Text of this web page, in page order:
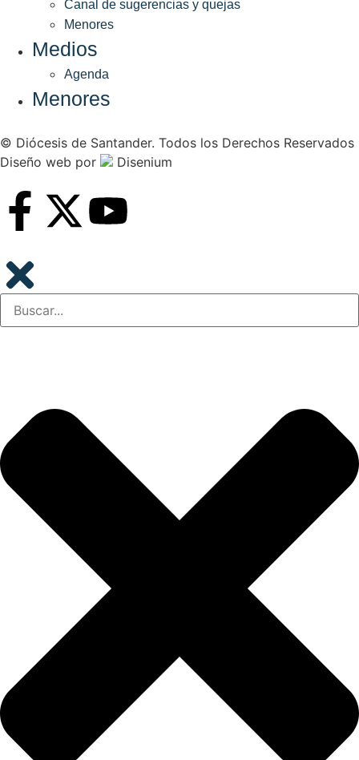
Canal de sugerencias y quejas
Menores
Medios
Agenda
Menores
© Diócesis de Santander. Todos los Derechos Reservados
Diseño web por Disenium